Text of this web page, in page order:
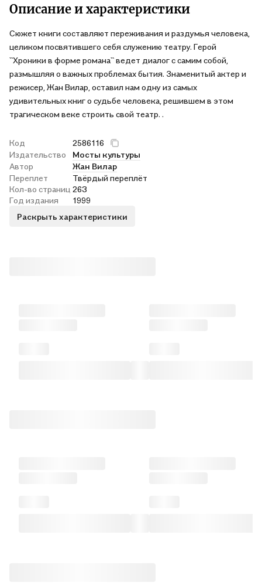
Описание и характеристики
Сюжет книги составляют переживания и раздумья человека,
целиком посвятившего себя служению театру. Герой
``Хроники в форме романа`` ведет диалог с самим собой,
размышляя о важных проблемах бытия. Знаменитый актер и
режисер, Жан Вилар, оставил нам одну из самых
удивительных книг о судьбе человека, решившем в этом
трагическом веке строить свой театр. .
Код
2586116
Издательство
Мосты культуры
Автор
Жан Вилар
Переплет
Твёрдый переплёт
Кол-во страниц 263
Год издания
1999
Раскрыть характеристики